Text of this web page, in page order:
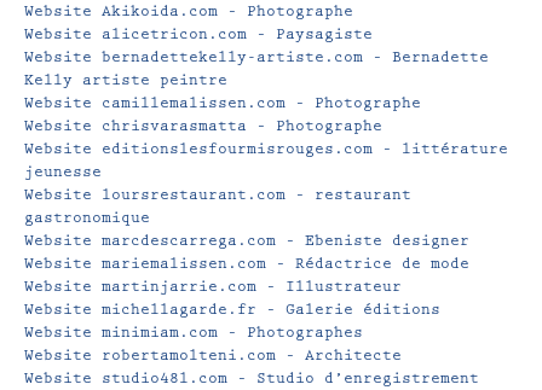
Website Akikoida.com – Photographe
Website alicetricon.com – Paysagiste
Website bernadettekelly-artiste.com – Bernadette
Kelly artiste peintre
Website camillemalissen.com – Photographe
Website chrisvarasmatta – Photographe
Website editionslesfourmisrouges.com – littérature
jeunesse
Website loursrestaurant.com – restaurant
gastronomique
Website marcdescarrega.com – Ebeniste designer
Website mariemalissen.com – Rédactrice de mode
Website martinjarrie.com – Illustrateur
Website michellagarde.fr – Galerie éditions
Website minimiam.com – Photographes
Website robertamolteni.com – Architecte
Website studio48l.com – Studio d’enregistrement